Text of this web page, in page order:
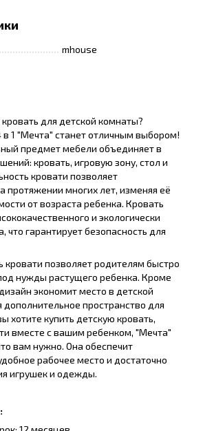
mhouse
для детской комнаты?
в 1 "Мечта" станет отличным выбором!
предмет мебели объединяет в
кровать, игровую зону, стол и
кровати позволяет
протяжении многих лет, изменяя её
от возраста ребенка. Кровать
и экологически
что гарантирует безопасность для
кровати позволяет родителям быстро
нужды растущего ребенка. Кроме
экономит место в детской
дополнительное пространство для
хотите купить детскую кровать,
вместе с вашим ребенком, "Мечта"
вам нужно. Она обеспечит
рабочее место и достаточно
игрушек и одежды.